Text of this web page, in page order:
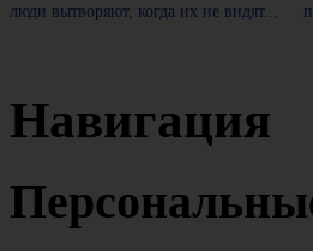
люди вытворяют, когда их не видят...
Навигация